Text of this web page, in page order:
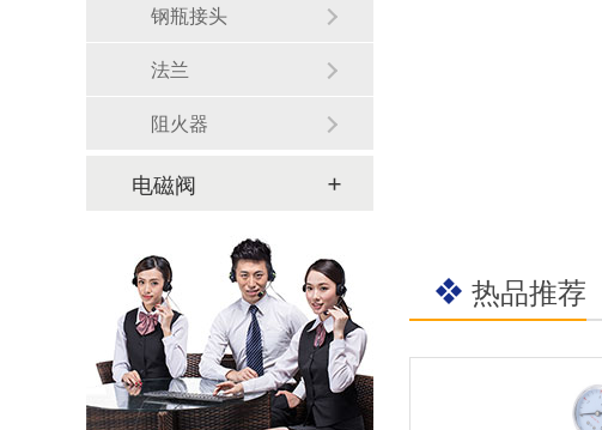
热品推荐
钢瓶接头
法兰
阻火器
电磁阀